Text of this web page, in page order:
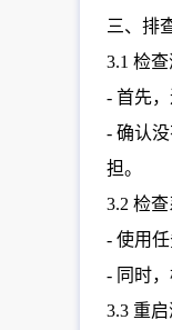
三、排
3.1 检
- 首先
- 确认
担。
3.2 检
- 使用
- 同时
3.3 重